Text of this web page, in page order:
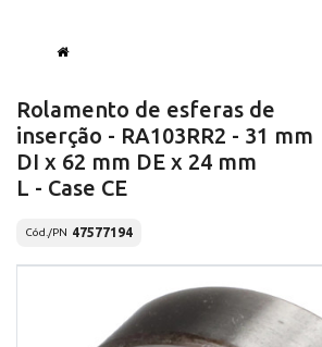
Rolamento de esferas de
inserção - RA103RR2 - 31 mm
DI x 62 mm DE x 24 mm
L - Case CE
Cód./PN 47577194